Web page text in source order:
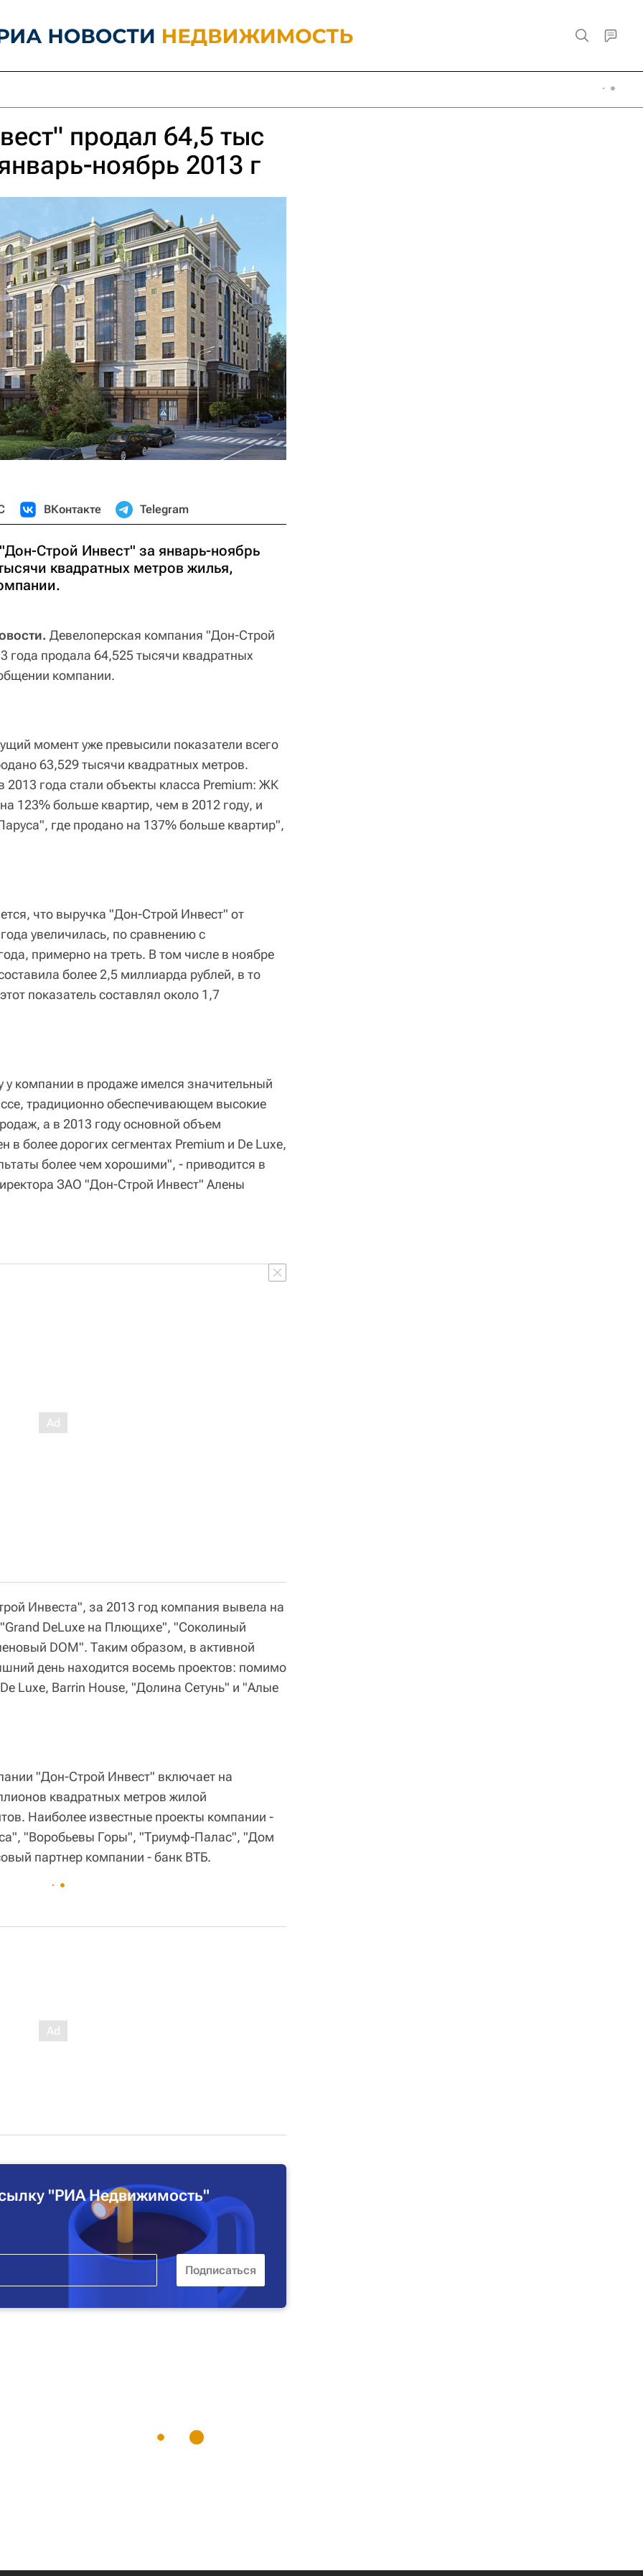
продал 64,5 тыс
ноябрь 2013 г
ВКонтакте Telegram
Строй Инвест" за январь-ноябрь
квадратных метров жилья,
Девелоперская компания "Дон-Строй
года продала 64,525 тысячи квадратных
компании.
момент уже превысили показатели всего
63,529 тысячи квадратных метров.
года стали объекты класса Premium: ЖК
123% больше квартир, чем в 2012 году, и
где продано на 137% больше квартир",
что выручка "Дон-Строй Инвест" от
увеличилась, по сравнению с
примерно на треть. В том числе в ноябре
более 2,5 миллиарда рублей, в то
показатель составлял около 1,7
у компании в продаже имелся значительный
традиционно обеспечивающем высокие
а в 2013 году основной объем
в более дорогих сегментах Premium и De Luxe,
более чем хорошими", - приводится в
ЗАО "Дон-Строй Инвест" Алены
Инвеста", за 2013 год компания вывела на
DeLuxe на Плющихе", "Соколиный
DOM". Таким образом, в активной
день находится восемь проектов: помимо
Luxe, Barrin House, "Долина Сетунь" и "Алые
"Дон-Строй Инвест" включает на
квадратных метров жилой
Наиболее известные проекты компании -
"Воробьевы Горы", "Триумф-Палас", "Дом
партнер компании - банк ВТБ.
"РИА Недвижимость"